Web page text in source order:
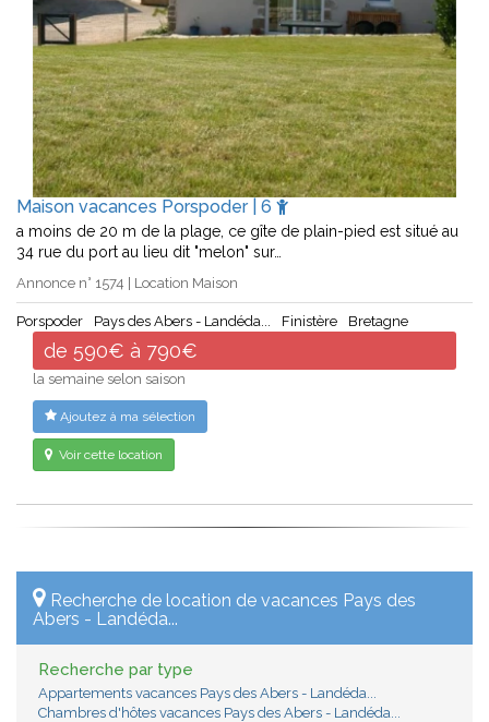
Maison vacances Porspoder | 6
a moins de 20 m de la plage, ce gîte de plain-pied est situé au
34 rue du port au lieu dit "melon" sur…
Annonce n° 1574 | Location Maison
Porspoder Pays des Abers - Landéda... Finistère Bretagne
de 590€ à 790€
la semaine selon saison
Ajoutez à ma sélection
Voir cette location
Recherche de location de vacances Pays des
Abers - Landéda...
Recherche par type
Appartements vacances Pays des Abers - Landéda...
Chambres d'hôtes vacances Pays des Abers - Landéda...